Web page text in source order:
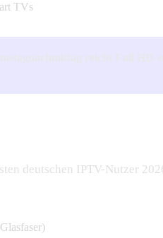
TVs
deutschen IPTV-Nutzer